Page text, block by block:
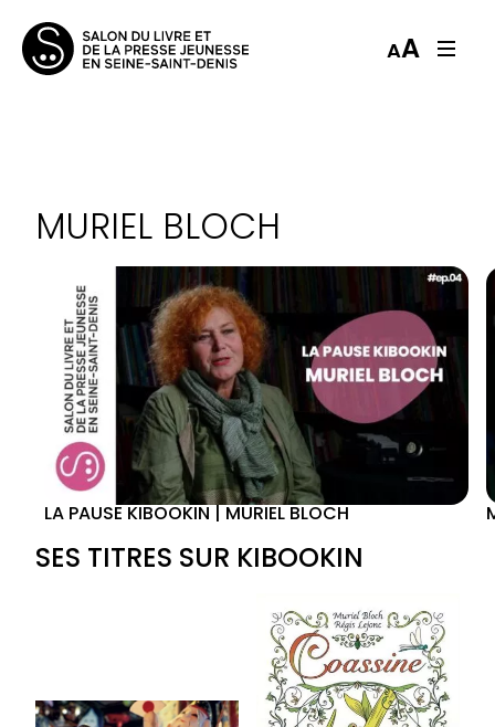
AA
MURIEL BLOCH
LA PAUSE KIBOOKIN | MURIEL BLOCH
SES TITRES SUR KIBOOKIN